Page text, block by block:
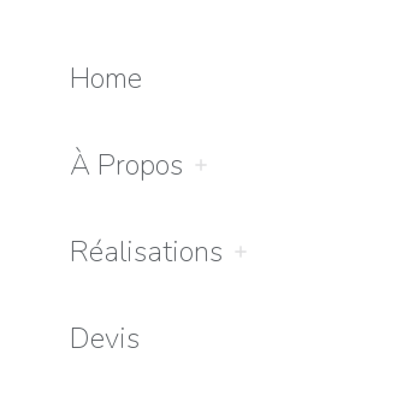
Home
À Propos
Réalisations
Devis